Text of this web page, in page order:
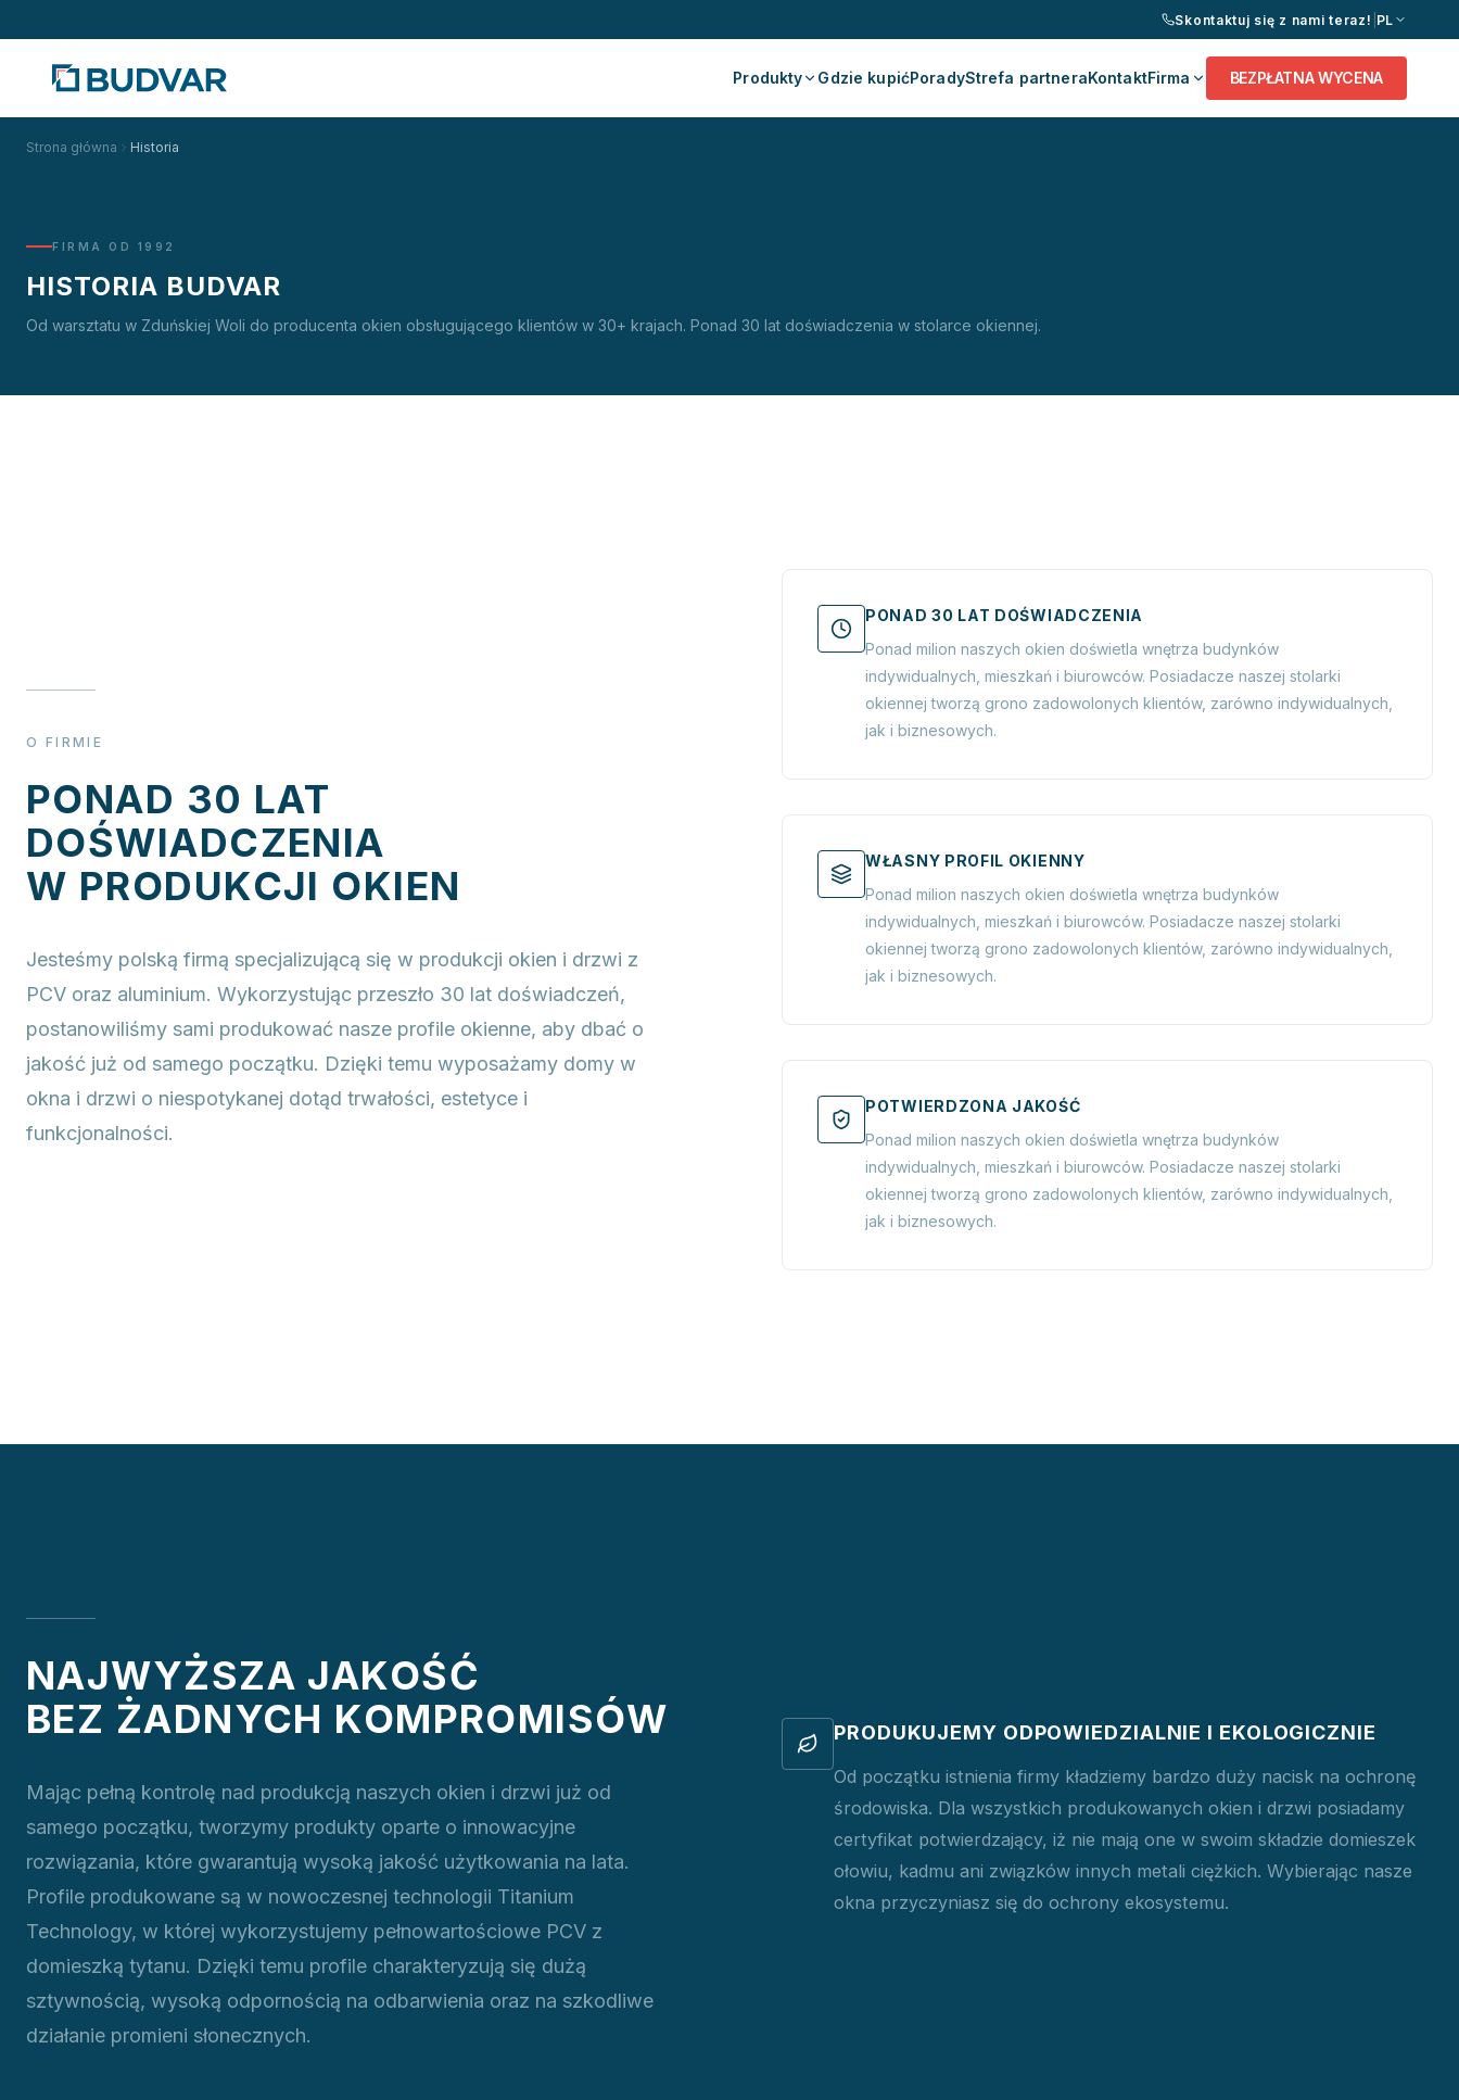
Skontaktuj się z nami teraz! PL
Produkty Gdzie kupićPoradyStrefa partneraKontaktFirma BEZPŁATNA WYCENA
Strona główna Historia
FIRMA OD 1992
HISTORIA BUDVAR
Od warsztatu w Zduńskiej Woli do producenta okien obsługującego klientów w 30+ krajach. Ponad 30 lat doświadczenia w stolarce okiennej.
O FIRMIE
PONAD 30 LAT
DOŚWIADCZENIA
W PRODUKCJI OKIEN
Jesteśmy polską firmą specjalizującą się w produkcji okien i drzwi z
PCV oraz aluminium. Wykorzystując przeszło 30 lat doświadczeń,
postanowiliśmy sami produkować nasze profile okienne, aby dbać o
jakość już od samego początku. Dzięki temu wyposażamy domy w
okna i drzwi o niespotykanej dotąd trwałości, estetyce i
funkcjonalności.
PONAD 30 LAT DOŚWIADCZENIA
Ponad milion naszych okien doświetla wnętrza budynków
indywidualnych, mieszkań i biurowców. Posiadacze naszej stolarki
okiennej tworzą grono zadowolonych klientów, zarówno indywidualnych,
jak i biznesowych.
WŁASNY PROFIL OKIENNY
Ponad milion naszych okien doświetla wnętrza budynków
indywidualnych, mieszkań i biurowców. Posiadacze naszej stolarki
okiennej tworzą grono zadowolonych klientów, zarówno indywidualnych,
jak i biznesowych.
POTWIERDZONA JAKOŚĆ
Ponad milion naszych okien doświetla wnętrza budynków
indywidualnych, mieszkań i biurowców. Posiadacze naszej stolarki
okiennej tworzą grono zadowolonych klientów, zarówno indywidualnych,
jak i biznesowych.
NAJWYŻSZA JAKOŚĆ
BEZ ŻADNYCH KOMPROMISÓW
Mając pełną kontrolę nad produkcją naszych okien i drzwi już od
samego początku, tworzymy produkty oparte o innowacyjne
rozwiązania, które gwarantują wysoką jakość użytkowania na lata.
Profile produkowane są w nowoczesnej technologii Titanium
Technology, w której wykorzystujemy pełnowartościowe PCV z
domieszką tytanu. Dzięki temu profile charakteryzują się dużą
sztywnością, wysoką odpornością na odbarwienia oraz na szkodliwe
działanie promieni słonecznych.
PRODUKUJEMY ODPOWIEDZIALNIE I EKOLOGICZNIE
Od początku istnienia firmy kładziemy bardzo duży nacisk na ochronę
środowiska. Dla wszystkich produkowanych okien i drzwi posiadamy
certyfikat potwierdzający, iż nie mają one w swoim składzie domieszek
ołowiu, kadmu ani związków innych metali ciężkich. Wybierając nasze
okna przyczyniasz się do ochrony ekosystemu.